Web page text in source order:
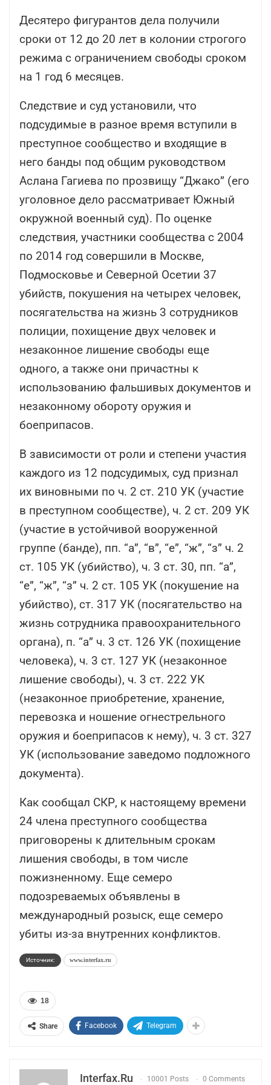
Десятеро фигурантов дела получили
сроки от 12 до 20 лет в колонии строгого
режима с ограничением свободы сроком
на 1 год 6 месяцев.
Следствие и суд установили, что
подсудимые в разное время вступили в
преступное сообщество и входящие в
него банды под общим руководством
Аслана Гагиева по прозвищу “Джако” (его
уголовное дело рассматривает Южный
окружной военный суд). По оценке
следствия, участники сообщества с 2004
по 2014 год совершили в Москве,
Подмосковье и Северной Осетии 37
убийств, покушения на четырех человек,
посягательства на жизнь 3 сотрудников
полиции, похищение двух человек и
незаконное лишение свободы еще
одного, а также они причастны к
использованию фальшивых документов и
незаконному обороту оружия и
боеприпасов.
В зависимости от роли и степени участия
каждого из 12 подсудимых, суд признал
их виновными по ч. 2 ст. 210 УК (участие
в преступном сообществе), ч. 2 ст. 209 УК
(участие в устойчивой вооруженной
группе (банде), пп. “а”, “в”, “е”, “ж”, “з” ч. 2
ст. 105 УК (убийство), ч. 3 ст. 30, пп. “а”,
“е”, “ж”, “з” ч. 2 ст. 105 УК (покушение на
убийство), ст. 317 УК (посягательство на
жизнь сотрудника правоохранительного
органа), п. “а” ч. 3 ст. 126 УК (похищение
человека), ч. 3 ст. 127 УК (незаконное
лишение свободы), ч. 3 ст. 222 УК
(незаконное приобретение, хранение,
перевозка и ношение огнестрельного
оружия и боеприпасов к нему), ч. 3 ст. 327
УК (использование заведомо подложного
документа).
Как сообщал СКР, к настоящему времени
24 члена преступного сообщества
приговорены к длительным срокам
лишения свободы, в том числе
пожизненному. Еще семеро
подозреваемых объявлены в
международный розыск, еще семеро
убиты из-за внутренних конфликтов.
Источник: www.interfax.ru
18
Share Facebook Telegram
Interfax.ru 10001 Posts 0 Comments